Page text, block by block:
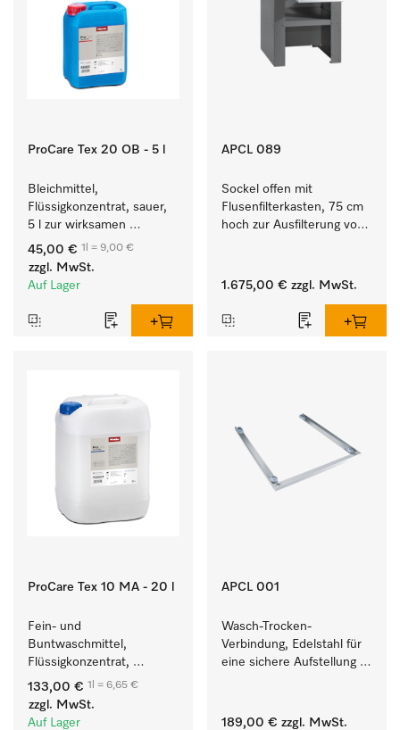
ProCare Tex 20 OB - 5 l
Bleichmittel,
Flüssigkonzentrat, sauer,
5 l zur wirksamen
Entfernung von
hartnäckigen Flecken.
45,00 € 1l = 9,00 €
zzgl. MwSt.
Auf Lager
APCL 089
Sockel offen mit
Flusenfilterkasten, 75 cm
hoch zur Ausfilterung von
1.675,00 € zzgl. MwSt.
ProCare Tex 10 MA - 20 l
Fein- und
Buntwaschmittel,
Flüssigkonzentrat,
mildalkalisch, 20 l zur
Reinigung von
Buntwäsche und
133,00 € 1l = 6,65 €
zzgl. MwSt.
Auf Lager
APCL 001
Wasch-Trocken-
Verbindung, Edelstahl für
eine sichere Aufstellung
189,00 € zzgl. MwSt.